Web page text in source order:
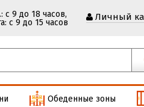
с 9 до 18 часов,
с 9 до 15 часов
Личный
Обеденные зоны